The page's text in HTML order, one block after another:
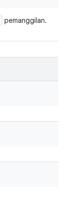
pemanggilan.